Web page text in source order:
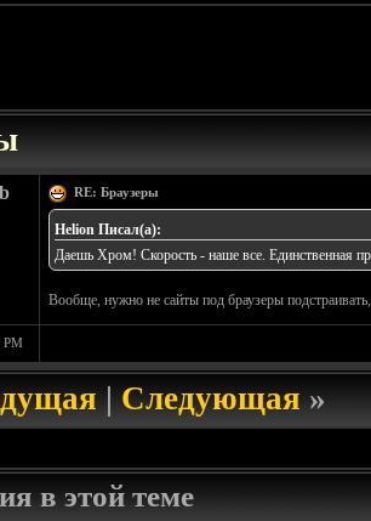
RE: Браузеры
Helion Писал(а):
Даешь Хром! Скорость - наше все. Единственная
Вообще, нужно не сайты под браузеры
PM
|Следующая»
в этой теме